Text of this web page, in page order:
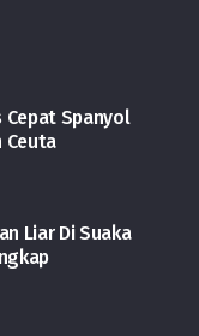
Cepat Spanyol
Ceuta
Liar Di Suaka